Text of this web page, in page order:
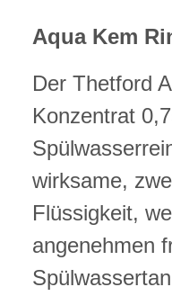
Aqua Kem
Der Thetford
Konzentrat
wirksame,
Flüssigkeit,
angenehmen